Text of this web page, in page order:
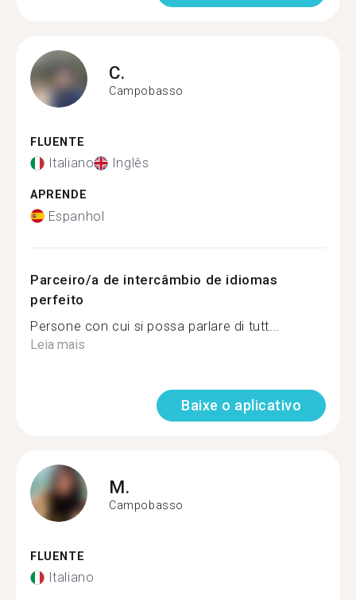
C.
Campobasso
FLUENTE
Italiano Inglês
APRENDE
Espanhol
Parceiro/a de intercâmbio de idiomas
perfeito
Persone con cui si possa parlare di tutt...
Leia mais
Baixe o aplicativo
M.
Campobasso
FLUENTE
Italiano